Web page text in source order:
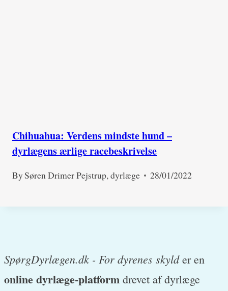
Chihuahua: Verdens mindste hund –
dyrlægens ærlige racebeskrivelse
BySøren Drimer Pejstrup, dyrlæge 28/01/2022
SpørgDyrlægen.dk - For dyrenes skylder en
online dyrlæge-platform drevet af dyrlæge